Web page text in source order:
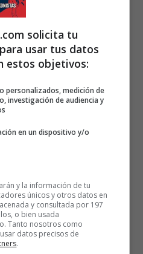
solicita tu
usar tus datos
estos objetivos:
personalizados, medición de
investigación de audiencia y
en un dispositivo y/o
y la información de tu
únicos y otros datos en
y consultada por 197
o bien usada
Tanto nosotros como
datos precisos de
.